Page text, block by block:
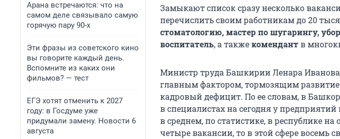
Арана встречаются: что на
самом деле связывало самую
горячую пару 90-х
Эти фразы из советского кино
вы говорите каждый день.
Вспомните из каких они
фильмов? — тест
ЕГЭ хотят отменить к 2027
году: в Госдуме уже
придумали замену. Новости 6
августа
Замыкают список сразу несколько
перечислить своим работникам до 20
стоматологию, мастер по шугарингу,
воспитатель, а такжекомендантв
Министр труда Башкирии Ленара
главным фактором, тормозящим
кадровый дефицит. По ее словам, в
в специалистах на сегодня у
в среднем, по статистике, в республике на
четыре вакансии, то в этой сфере восемь